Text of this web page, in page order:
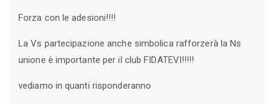
Forza con le adesioni!!!!
La Vs partecipazione anche simbolica rafforzerà la Ns
unione è importante per il club FIDATEVI!!!!!
vediamo in quanti risponderanno